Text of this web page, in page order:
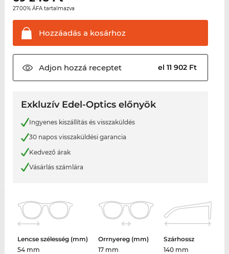
27.00% ÁFA tartalmazva
Hozzáadás a kosárhoz
Adjon hozzá receptet el 11 902 Ft
Exkluzív Edel-Optics előnyök
Ingyenes kiszállítás és visszaküldés
30 napos visszaküldési garancia
Kedvező árak
Vásárlás számlára
Lencse szélesség (mm)
54 mm
Orrnyereg (mm)
17 mm
Szárhossz
140 mm